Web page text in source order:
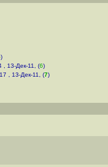
)
, 13-Дек-11, (6)
, 13-Дек-11, (7)